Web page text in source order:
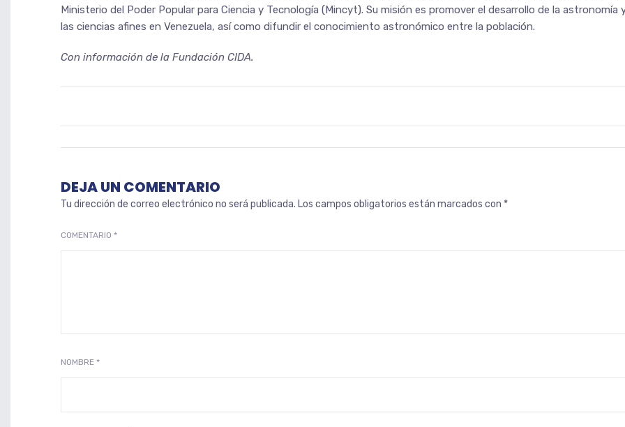
Ministerio del Poder Popular para Ciencia y Tecnología (Mincyt). Su misión es promover el desarrollo de la astronomía
las ciencias afines en Venezuela, así como difundir el conocimiento astronómico entre la población.
Con información de la Fundación CIDA.
DEJA UN COMENTARIO
Tu dirección de correo electrónico no será publicada. Los campos obligatorios están marcados con *
COMENTARIO *
NOMBRE *